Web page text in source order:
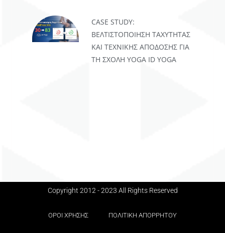
CASE STUDY:
ΒΕΛΤΙΣΤΟΠΟΊΗΣΗ ΤΑΧΎΤΗΤΑΣ
ΚΑΙ ΤΕΧΝΙΚΉΣ ΑΠΌΔΟΣΗΣ ΓΙΑ
ΤΗ ΣΧΟΛΉ YOGA ID YOGA
Copyright 2012 - 2023 All Rights Reserved
ΟΡΟΙ ΧΡΗΣΗΣ ΠΟΛΙΤΙΚΗ ΑΠΟΡΡΗΤΟΥ